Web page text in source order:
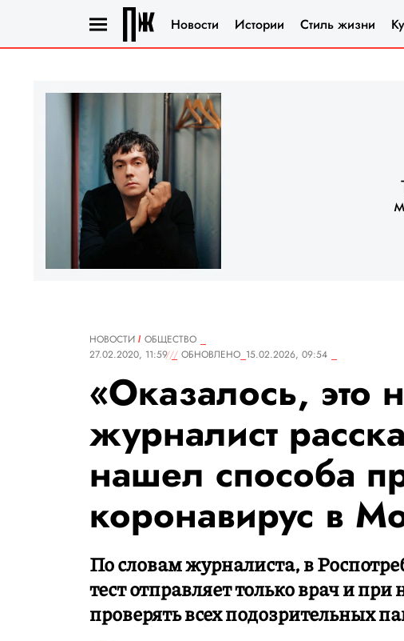
Новости Истории Стиль жизни
НОВОСТИ
ОБЩЕСТВО
27.02.2020, 11:59
ОБНОВЛЕНО 15.02.2026, 09:54
«Оказалось, это
журналист
нашел способа
коронавирус в
По словам журналиста, в
тест отправляет только врач и
проверять всех подозрительных